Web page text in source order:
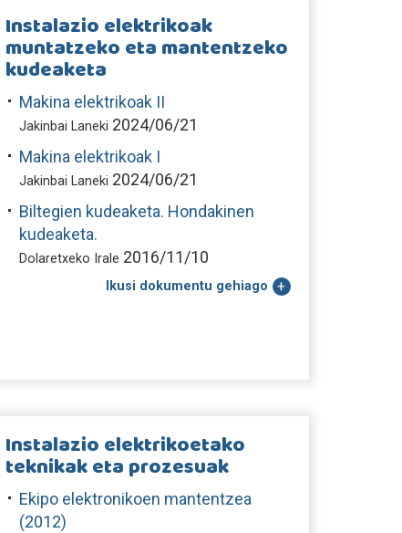
Instalazio elektrikoak
muntatzeko eta mantentzeko
kudeaketa
Makina elektrikoak II
Jakinbai Laneki 2024/06/21
Makina elektrikoak I
Jakinbai Laneki 2024/06/21
Biltegien kudeaketa. Hondakinen
kudeaketa.
Dolaretxeko Irale 2016/11/10
Ikusi dokumentu gehiago
Instalazio elektrikoetako
teknikak eta prozesuak
Ekipo elektronikoen mantentzea
(2012)